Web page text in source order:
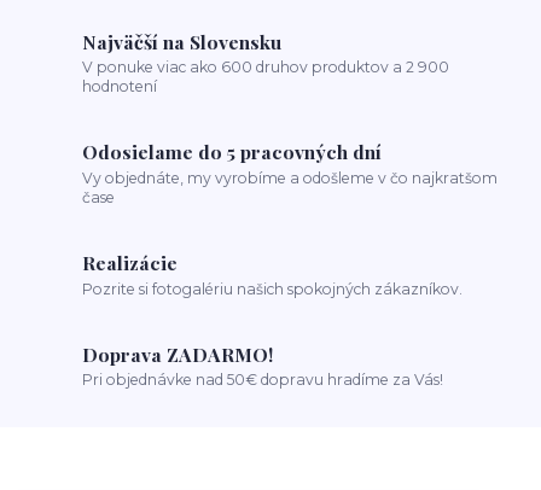
Najväčší na Slovensku
V ponuke viac ako 600 druhov produktov a 2 900
hodnotení
Odosielame do 5 pracovných dní
Vy objednáte, my vyrobíme a odošleme v čo najkratšom
čase
Realizácie
Pozrite si fotogalériu našich spokojných zákazníkov.
Doprava ZADARMO!
Pri objednávke nad 50€ dopravu hradíme za Vás!